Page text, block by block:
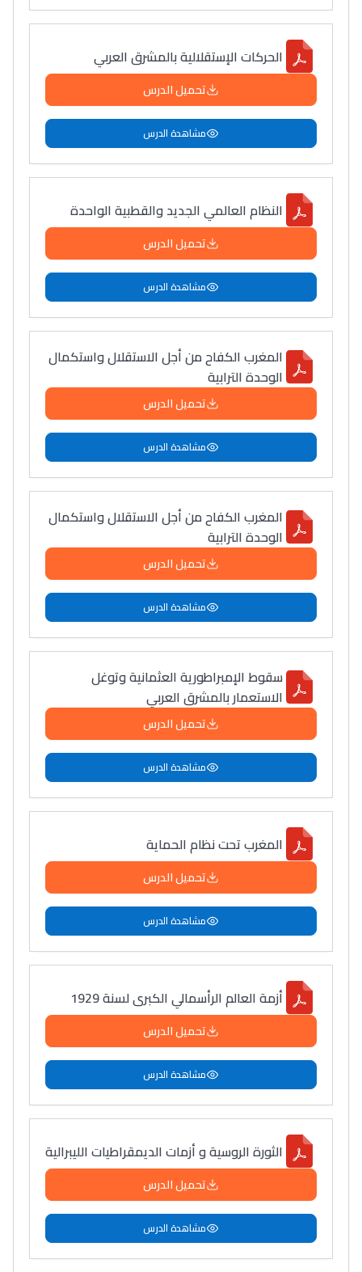
الحركات الإستقلالية بالمشرق العربي
تحميل الدرس
مشاهدة الدرس
النظام العالمي الجديد والقطبية الواحدة
تحميل الدرس
مشاهدة الدرس
المغرب الكفاح من أجل الاستقلال واستكمال
الوحدة الترابية
تحميل الدرس
مشاهدة الدرس
المغرب الكفاح من أجل الاستقلال واستكمال
الوحدة الترابية
تحميل الدرس
مشاهدة الدرس
سقوط الإمبراطورية العثمانية وتوغل
الاستعمار بالمشرق العربي
تحميل الدرس
مشاهدة الدرس
المغرب تحت نظام الحماية
تحميل الدرس
مشاهدة الدرس
أزمة العالم الرأسمالي الكبرى لسنة 1929
تحميل الدرس
مشاهدة الدرس
الثورة الروسية و أزمات الديمقراطيات الليبرالية
تحميل الدرس
مشاهدة الدرس